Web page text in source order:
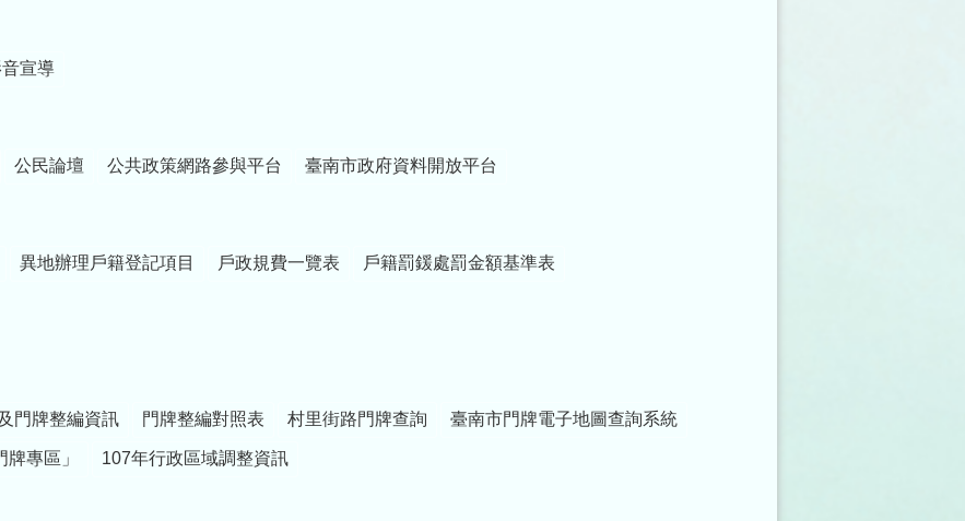
宣導
公民論壇 公共政策網路參與平台 臺南市政府資料開放平台
異地辦理戶籍登記項目 戶政規費一覽表 戶籍罰鍰處罰金額基準表
門牌整編資訊 門牌整編對照表 村里街路門牌查詢 臺南市門牌電子地圖查詢系統
專區」 107年行政區域調整資訊